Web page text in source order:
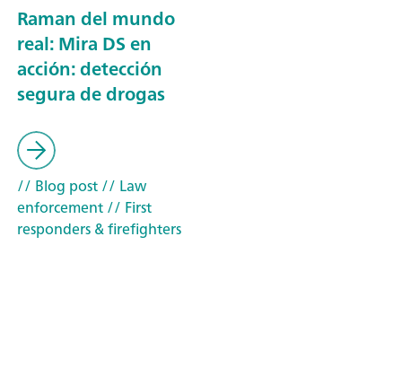
Raman del mundo
real: Mira DS en
acción: detección
segura de drogas
// Blog post// Law
enforcement// First
responders & firefighters